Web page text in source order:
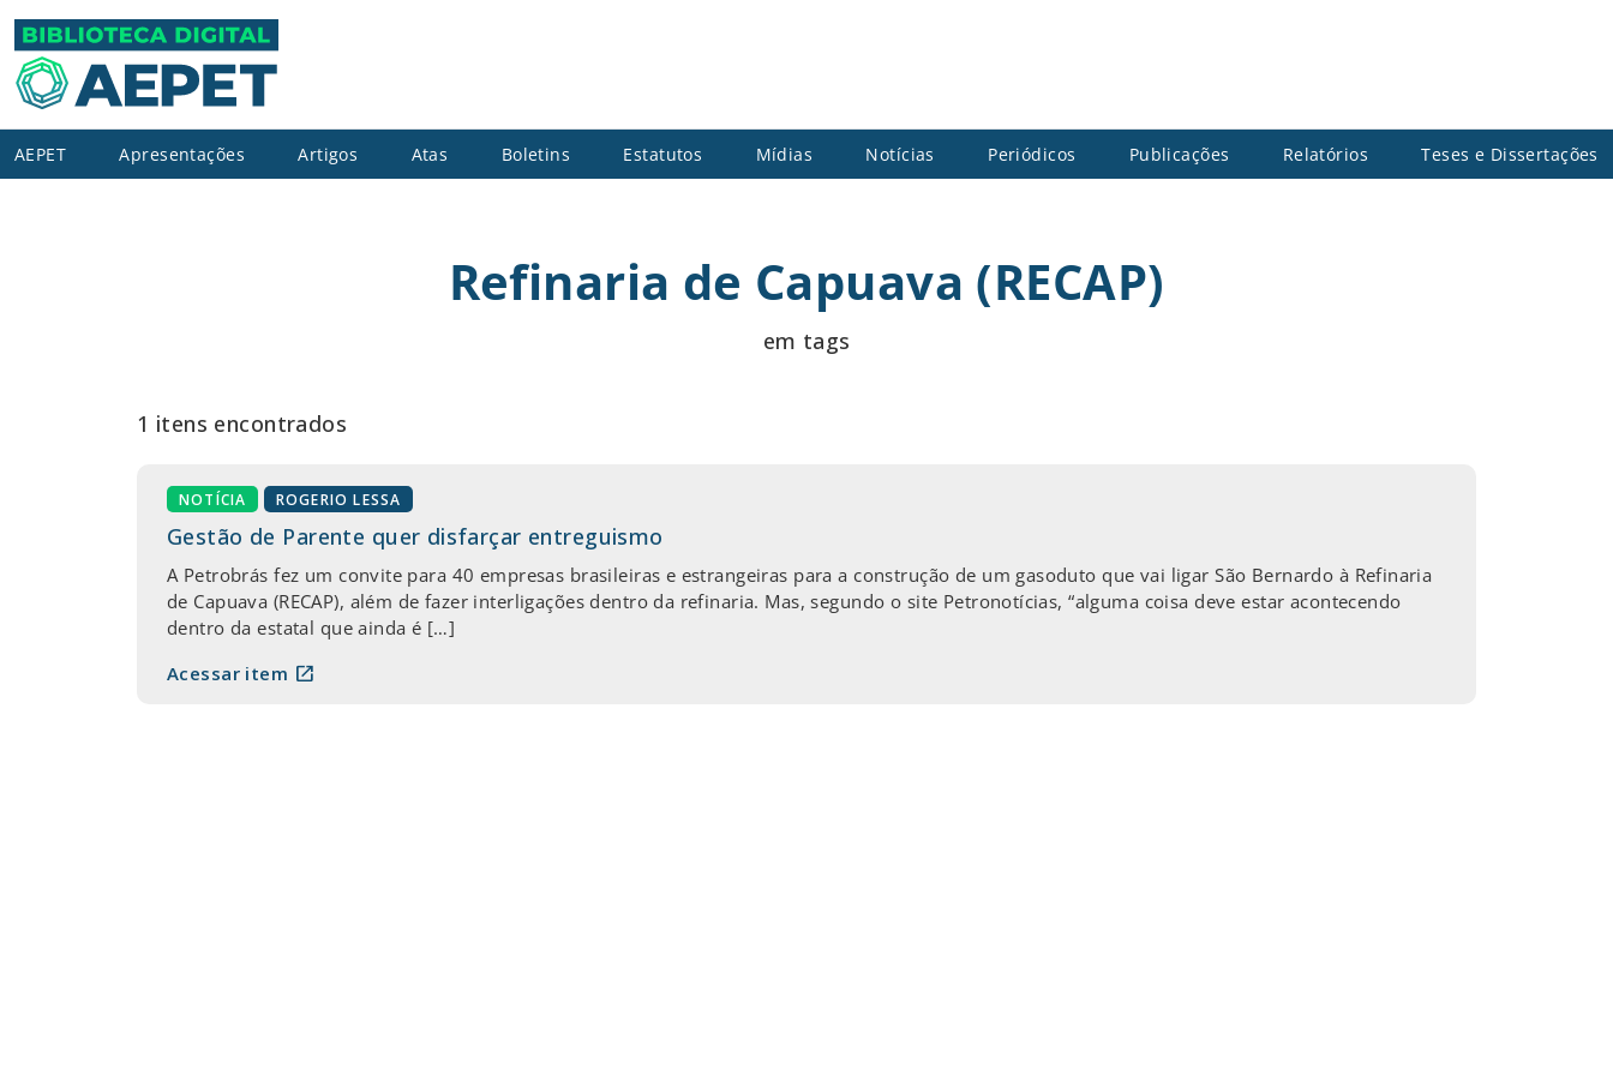
AEPET Apresentações Artigos Atas Boletins Estatutos Mídias Notícias Periódicos Publicações Relatórios Teses e Dissertações
Refinaria de Capuava (RECAP)
em tags
1 itens encontrados
NOTÍCIA ROGERIO LESSA
Gestão de Parente quer disfarçar entreguismo
A Petrobrás fez um convite para 40 empresas brasileiras e estrangeiras para a construção de um gasoduto que vai ligar São Bernardo à Refinaria
de Capuava (RECAP), além de fazer interligações dentro da refinaria. Mas, segundo o site Petronotícias, “alguma coisa deve estar acontecendo
dentro da estatal que ainda é […]
Acessar item open_in_new